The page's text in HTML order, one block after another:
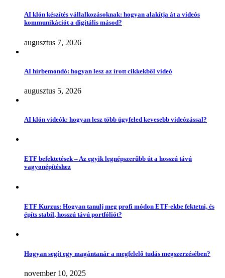
AI klón készítés vállalkozásoknak: hogyan alakítja át a videós
kommunikációt a digitális másod?
augusztus 7, 2026
AI hírbemondó: hogyan lesz az írott cikkekből videó
augusztus 5, 2026
AI klón videók: hogyan lesz több ügyfeled kevesebb videózással?
ETF befektetések – Az egyik legnépszerűbb út a hosszú távú
vagyonépítéshez
ETF Kurzus: Hogyan tanulj meg profi módon ETF-ekbe fektetni, és
építs stabil, hosszú távú portfóliót?
Hogyan segít egy magántanár a megfelelő tudás megszerzésében?
november 10, 2025